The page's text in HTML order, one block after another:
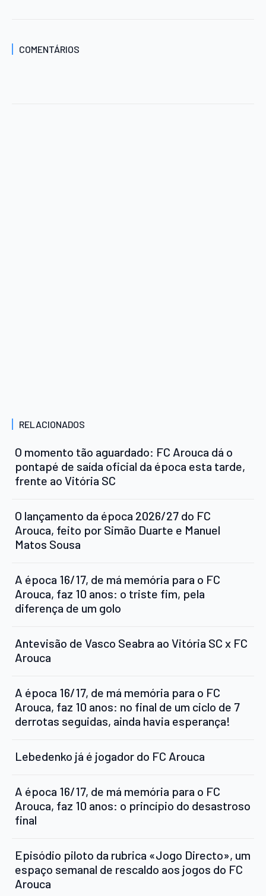
COMENTÁRIOS
RELACIONADOS
O momento tão aguardado: FC Arouca dá o
pontapé de saída oficial da época esta tarde,
frente ao Vitória SC
O lançamento da época 2026/27 do FC
Arouca, feito por Simão Duarte e Manuel
Matos Sousa
A época 16/17, de má memória para o FC
Arouca, faz 10 anos: o triste fim, pela
diferença de um golo
Antevisão de Vasco Seabra ao Vitória SC x FC
Arouca
A época 16/17, de má memória para o FC
Arouca, faz 10 anos: no final de um ciclo de 7
derrotas seguidas, ainda havia esperança!
Lebedenko já é jogador do FC Arouca
A época 16/17, de má memória para o FC
Arouca, faz 10 anos: o princípio do desastroso
final
Episódio piloto da rubrica «Jogo Directo», um
espaço semanal de rescaldo aos jogos do FC
Arouca